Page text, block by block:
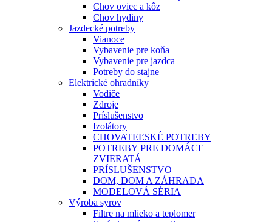
Chov oviec a kôz
Chov hydiny
Jazdecké potreby
Vianoce
Vybavenie pre koňa
Vybavenie pre jazdca
Potreby do stajne
Elektrické ohradníky
Vodiče
Zdroje
Príslušenstvo
Izolátory
CHOVATEĽSKÉ POTREBY
POTREBY PRE DOMÁCE
ZVIERATÁ
PRÍSLUŠENSTVO
DOM, DOM A ZÁHRADA
MODELOVÁ SÉRIA
Výroba syrov
Filtre na mlieko a teplomer